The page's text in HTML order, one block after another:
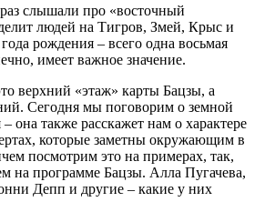
слышали про «восточный
людей на Тигров, Змей, Крыс и
рождения – всего одна восьмая
имеет важное значение.
верхний «этаж» карты Бацзы, а
Сегодня мы поговорим о земной
она также расскажет нам о характере
которые заметны окружающим в
посмотрим это на примерах, так,
на программе Бацзы. Алла Пугачева,
Депп и другие – какие у них